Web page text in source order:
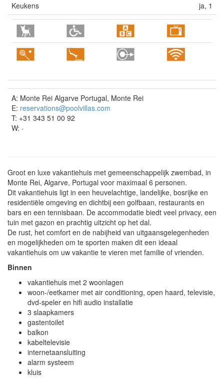
Keukens
ja, 1
A: Monte Rei Algarve Portugal, Monte Rei
E: reservations@poolvillas.com
T: +31 343 51 00 92
W: -
Groot en luxe vakantiehuis met gemeenschappelijk zwembad, in
Monte Rei, Algarve, Portugal voor maximaal 6 personen.
Dit vakantiehuis ligt in een heuvelachtige, landelijke, bosrijke en
residentiële omgeving en dichtbij een golfbaan, restaurants en
bars en een tennisbaan. De accommodatie biedt veel privacy, een
tuin met gazon en prachtig uitzicht op het dal.
De rust, het comfort en de nabijheid van uitgaansgelegenheden
en mogelijkheden om te sporten maken dit een ideaal
vakantiehuis om uw vakantie te vieren met familie of vrienden.
Binnen
vakantiehuis met 2 woonlagen
woon-/eetkamer met air conditioning, open haard, televisie,
dvd-speler en hifi audio installatie
3 slaapkamers
gastentoilet
balkon
kabeltelevisie
internetaansluiting
alarm systeem
kluis